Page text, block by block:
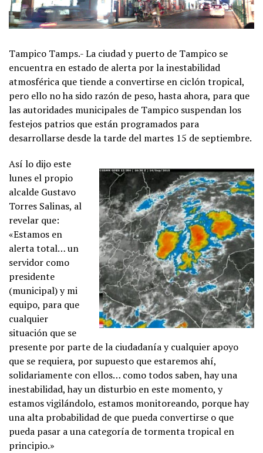
Tampico Tamps.- La ciudad y puerto de Tampico se
encuentra en estado de alerta por la inestabilidad
atmosférica que tiende a convertirse en ciclón tropical,
pero ello no ha sido razón de peso, hasta ahora, para que
las autoridades municipales de Tampico suspendan los
festejos patrios que están programados para
desarrollarse desde la tarde del martes 15 de septiembre.
Así lo dijo este
lunes el propio
alcalde Gustavo
Torres Salinas, al
revelar que:
«Estamos en
alerta total… un
servidor como
presidente
(municipal) y mi
equipo, para que
cualquier
situación que se
presente por parte de la ciudadanía y cualquier apoyo
que se requiera, por supuesto que estaremos ahí,
solidariamente con ellos… como todos saben, hay una
inestabilidad, hay un disturbio en este momento, y
estamos vigilándolo, estamos monitoreando, porque hay
una alta probabilidad de que pueda convertirse o que
pueda pasar a una categoría de tormenta tropical en
principio.»